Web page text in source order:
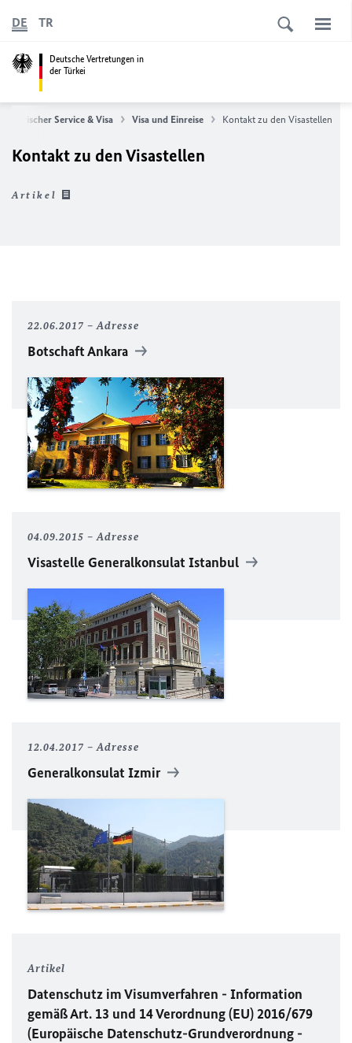
Deutsche Vertretungen in
der Türkei
DE TR
Service & Visa Visa und Einreise Kontakt zu den Visastellen
Kontakt zu den Visastellen
Artikel
22.06.2017 Adresse
Botschaft Ankara
04.09.2015 Adresse
Visastelle Generalkonsulat Istanbul
12.04.2017 Adresse
Generalkonsulat Izmir
Artikel
Datenschutz im Visumverfahren - Information
gemäß Art. 13 und 14 Verordnung (EU) 2016/679
(Europäische Datenschutz-Grundverordnung -